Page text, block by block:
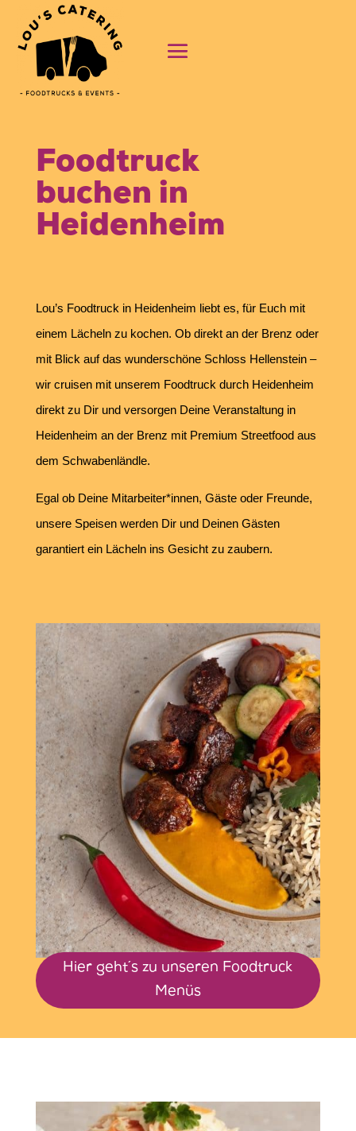
Foodtruck
buchen in
Heidenheim
Lou’s Foodtruck in Heidenheim liebt es, für Euch mit
einem Lächeln zu kochen. Ob direkt an der Brenz oder
mit Blick auf das wunderschöne Schloss Hellenstein –
wir cruisen mit unserem Foodtruck durch Heidenheim
direkt zu Dir und versorgen Deine Veranstaltung in
Heidenheim an der Brenz mit Premium Streetfood aus
dem Schwabenländle.
Egal ob Deine Mitarbeiter*innen, Gäste oder Freunde,
unsere Speisen werden Dir und Deinen Gästen
garantiert ein Lächeln ins Gesicht zu zaubern.
Hier geht´s zu unseren Foodtruck
Menüs